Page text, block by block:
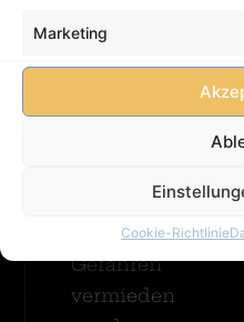
Marketing
Cookie-Richtlinie
Damit
mögliche
Gefahren
vermieden